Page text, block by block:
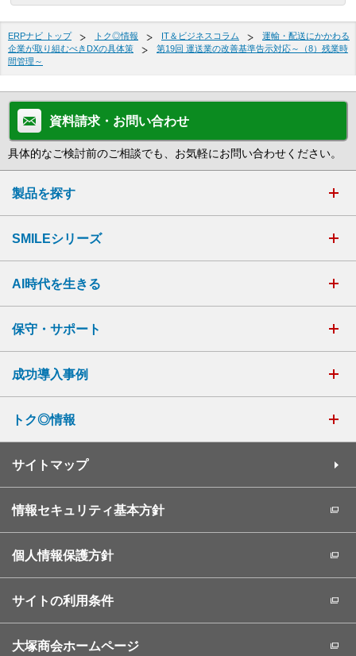
ERPナビ トップ トク◎情報 IT＆ビジネスコラム
運輸・配送にかかわる
企業が取り組むべきDXの具体策
第19回 運送業の改善基準告示対応～（8）残業時
間管理～
資料請求・お問い合わせ
具体的なご検討前のご相談でも、お気軽にお問い合わせください。
製品を探す
SMILEシリーズ
AI時代を生きる
保守・サポート
成功導入事例
トク◎情報
サイトマップ
情報セキュリティ基本方針
個人情報保護方針
サイトの利用条件
大塚商会ホームページ